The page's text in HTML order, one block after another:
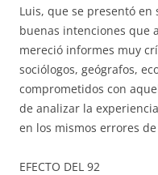
Luis, que se presentó en
buenas intenciones que
mereció informes muy
sociólogos, geógrafos,
comprometidos con
de analizar la
en los mismos errores
EFECTO DEL 92